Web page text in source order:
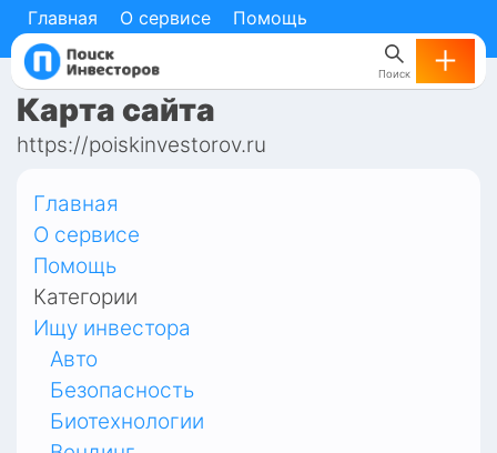
Главная О сервисе Помощь
Поиск
Карта сайта
https://poiskinvestorov.ru
Главная
О сервисе
Помощь
Категории
Ищу инвестора
Авто
Безопасность
Биотехнологии